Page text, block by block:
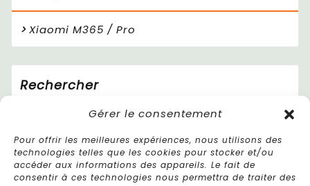
Gérer le consentement
Pour offrir les meilleures expériences, nous utilisons des
technologies telles que les cookies pour stocker et/ou
accéder aux informations des appareils. Le fait de
consentir à ces technologies nous permettra de traiter des
Xiaomi M365 / Pro
Rechercher